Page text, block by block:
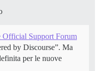
Official Support Forum
by Discourse”. Ma
per le nuove